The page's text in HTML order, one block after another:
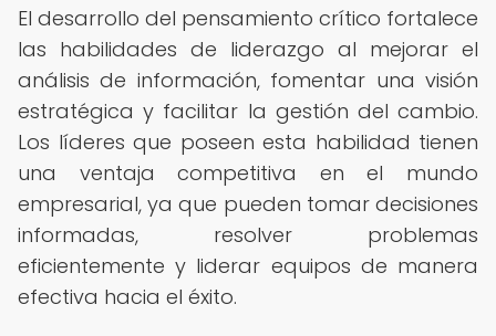
El desarrollo del pensamiento crítico fortalece
las habilidades de liderazgo al mejorar el
análisis de información, fomentar una visión
estratégica y facilitar la gestión del cambio.
Los líderes que poseen esta habilidad tienen
una ventaja competitiva en el mundo
empresarial, ya que pueden tomar decisiones
informadas, resolver problemas
eficientemente y liderar equipos de manera
efectiva hacia el éxito.